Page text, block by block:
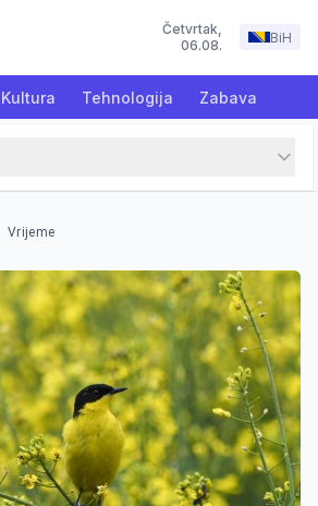
Četvrtak,
06.08.
BiH
Kultura Tehnologija Zabava
Vrijeme